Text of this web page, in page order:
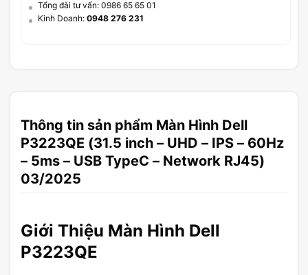
Tổng đài tư vấn: 0986 65 65 01
Kinh Doanh: 0948 276 231
Thông tin sản phẩm Màn Hình Dell
P3223QE (31.5 inch – UHD – IPS – 60Hz
– 5ms – USB TypeC – Network RJ45)
03/2025
Giới Thiệu Màn Hình Dell
P3223QE